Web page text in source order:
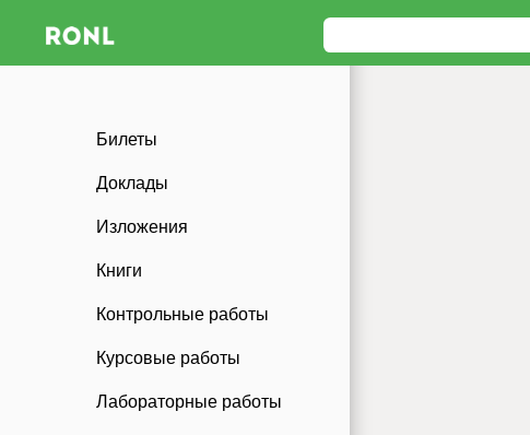
Билеты
Доклады
Изложения
Книги
Контрольные работы
Курсовые работы
Лабораторные работы